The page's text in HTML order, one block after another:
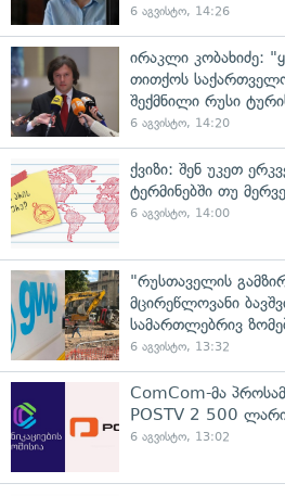
6 აგვისტო, 14:26
ირაკლი კობახიძე:
თითქოს
შექმნილი რუსი
6 აგვისტო, 14:20
ქვიზი: შენ უკეთ
ტერმინებში თუ
6 აგვისტო, 14:00
"რუსთაველის
მცირეწლოვანი
სამართლებრივ
6 აგვისტო, 13:32
ComCom-მა
POSTV 2 500
6 აგვისტო, 13:02